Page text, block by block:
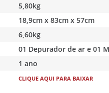
5,80kg
18,9cm x 83cm x 57cm
6,60kg
01 Depurador de ar e 01
1 ano
CLIQUE AQUI PARA BAIXAR